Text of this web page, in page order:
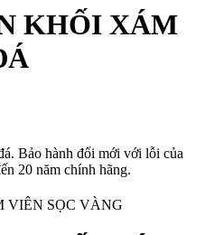
KHỐI XÁM
Bảo hành đổi mới với lỗi của
20 năm chính hãng.